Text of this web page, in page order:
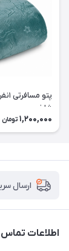
پتو
شاخ
1,200,000 تومان
ارسال
اطلاعات تماس